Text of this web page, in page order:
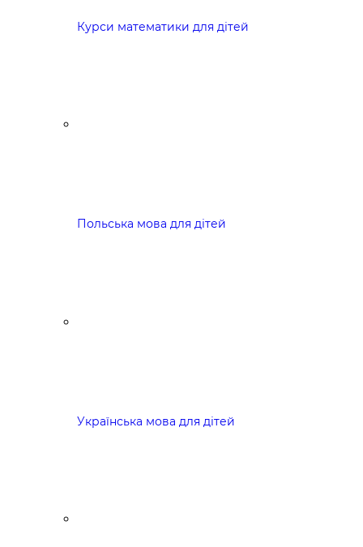
Курси математики для дітей
Польська мова для дітей
Українська мова для дітей